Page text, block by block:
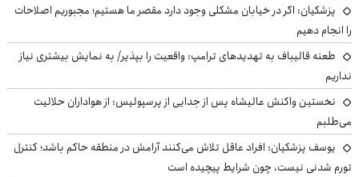
پزشکیان: اگر در خیابان مشکلی وجود دارد مقصر ما هستیم؛ مجبوریم اصلاحات
را انجام دهیم
طعنه قالیباف به تهدیدهای ترامپ: واقعیت را بپذیر/ به نمایش بیشتری نیاز
نداریم
نخستین واکنش عالیشاه پس از جدایی از پرسپولیس: از هواداران حلالیت
می‌طلبم
یوسف پزشکیان: افراد عاقل تلاش می‌کنند آرامش در منطقه حاکم باشد؛ کنترل
تورم شدنی نیست، چون شرایط پیچیده است